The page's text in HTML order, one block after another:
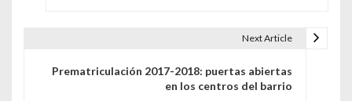
Next Article
Prematriculación 2017-2018: puertas abiertas
en los centros del barrio